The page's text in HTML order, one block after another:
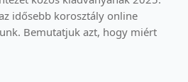
idősebb korosztály online
Bemutatjuk azt, hogy miért